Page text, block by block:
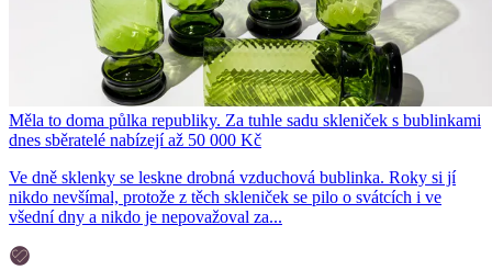
Měla to doma půlka republiky. Za tuhle sadu skleniček s bublinkami
dnes sběratelé nabízejí až 50 000 Kč
Ve dně sklenky se leskne drobná vzduchová bublinka. Roky si jí
nikdo nevšímal, protože z těch skleniček se pilo o svátcích i ve
všední dny a nikdo je nepovažoval za...